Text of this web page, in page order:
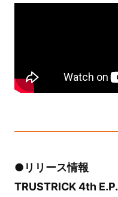
●リリース情報
TRUSTRICK 4th E.P.